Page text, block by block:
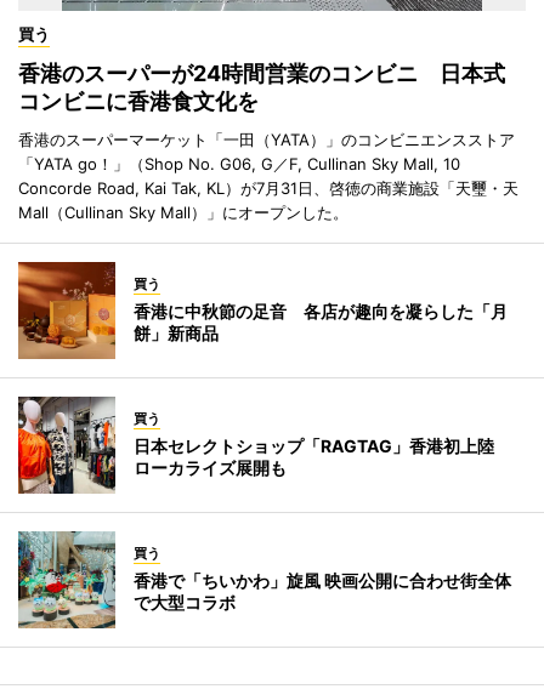
買う
香港のスーパーが24時間営業のコンビニ 日本式
コンビニに香港食文化を
香港のスーパーマーケット「一田（YATA）」のコンビニエンスストア
「YATA go！」（Shop No. G06, G／F, Cullinan Sky Mall, 10
Concorde Road, Kai Tak, KL）が7月31日、啓徳の商業施設「天璽・天
Mall（Cullinan Sky Mall）」にオープンした。
買う
香港に中秋節の足音 各店が趣向を凝らした「月
餅」新商品
買う
日本セレクトショップ「RAGTAG」香港初上陸
ローカライズ展開も
買う
香港で「ちいかわ」旋風 映画公開に合わせ街全体
で大型コラボ